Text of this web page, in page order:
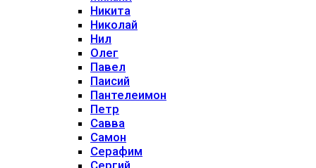
Никита
Николай
Нил
Олег
Павел
Паисий
Пантелеимон
Петр
Савва
Самон
Серафим
Сергий